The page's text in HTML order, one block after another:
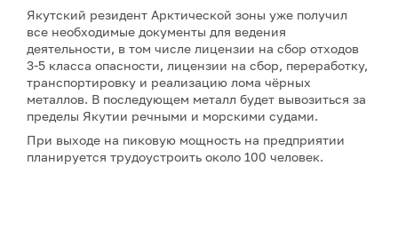
Якутский резидент Арктической зоны уже получил
все необходимые документы для ведения
деятельности, в том числе лицензии на сбор отходов
3-5 класса опасности, лицензии на сбор, переработку,
транспортировку и реализацию лома чёрных
металлов. В последующем металл будет вывозиться за
пределы Якутии речными и морскими судами.
При выходе на пиковую мощность на предприятии
планируется трудоустроить около 100 человек.